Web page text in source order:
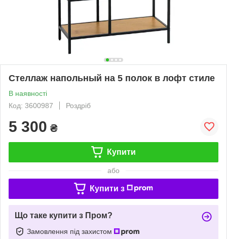
Стеллаж напольный на 5 полок в лофт стиле
В наявності
Код: 3600987
Роздріб
5 300 ₴
Купити
або
Купити з
Що таке купити з Пром?
Замовлення під захистом